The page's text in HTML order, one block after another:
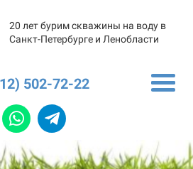
20 лет бурим скважины на воду в
Санкт-Петербурге и Ленобласти
502-72-22